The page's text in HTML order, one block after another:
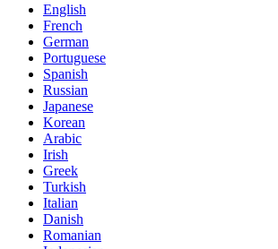
English
French
German
Portuguese
Spanish
Russian
Japanese
Korean
Arabic
Irish
Greek
Turkish
Italian
Danish
Romanian